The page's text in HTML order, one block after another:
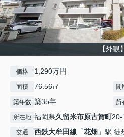
【外観】
価格 1,290万円
面積 76.56㎡ 間
築年数 築35年 所
所在地 福岡県久留米市原古賀町20-
交通 西鉄大牟田線 「花畑 」駅 徒